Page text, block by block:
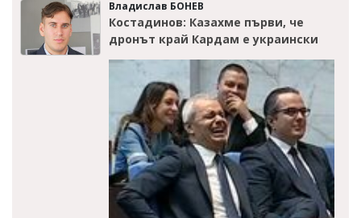
Владислав БОНЕВ
Костадинов: Казахме първи, че
дронът край Кардам е украински